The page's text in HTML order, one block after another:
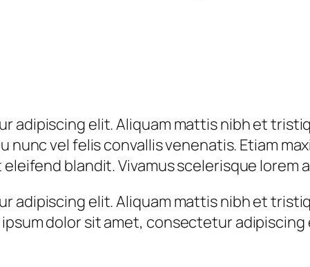
adipiscing elit. Aliquam mattis nibh et
nunc vel felis convallis venenatis. Etiam
blandit. Vivamus scelerisque lorem
adipiscing elit. Aliquam mattis nibh et
dolor sit amet, consectetur